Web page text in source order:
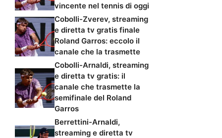
vincente nel tennis di oggi
Cobolli-Zverev, streaming
e diretta tv gratis finale
Roland Garros: eccolo il
canale che la trasmette
Cobolli-Arnaldi, streaming
e diretta tv gratis: il
canale che trasmette la
semifinale del Roland
Garros
Berrettini-Arnaldi,
streaming e diretta tv